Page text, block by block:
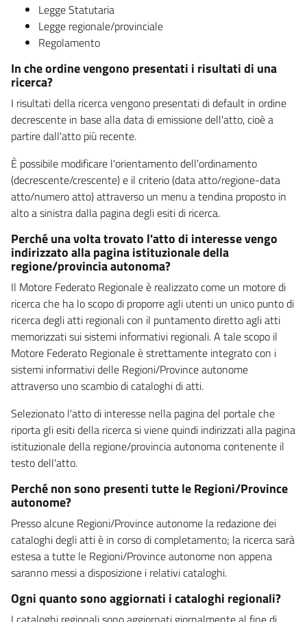
Legge Statutaria
Legge regionale/provinciale
Regolamento
In che ordine vengono presentati i risultati di una
ricerca?
I risultati della ricerca vengono presentati di default in ordine
decrescente in base alla data di emissione dell'atto, cioè a
partire dall'atto più recente.
È possibile modificare l'orientamento dell'ordinamento
(decrescente/crescente) e il criterio (data atto/regione-data
atto/numero atto) attraverso un menu a tendina proposto in
alto a sinistra dalla pagina degli esiti di ricerca.
Perché una volta trovato l'atto di interesse vengo
indirizzato alla pagina istituzionale della
regione/provincia autonoma?
Il Motore Federato Regionale è realizzato come un motore di
ricerca che ha lo scopo di proporre agli utenti un unico punto di
ricerca degli atti regionali con il puntamento diretto agli atti
memorizzati sui sistemi informativi regionali. A tale scopo il
Motore Federato Regionale è strettamente integrato con i
sistemi informativi delle Regioni/Province autonome
attraverso uno scambio di cataloghi di atti.
Selezionato l'atto di interesse nella pagina del portale che
riporta gli esiti della ricerca si viene quindi indirizzati alla pagina
istituzionale della regione/provincia autonoma contenente il
testo dell'atto.
Perché non sono presenti tutte le Regioni/Province
autonome?
Presso alcune Regioni/Province autonome la redazione dei
cataloghi degli atti è in corso di completamento; la ricerca sarà
estesa a tutte le Regioni/Province autonome non appena
saranno messi a disposizione i relativi cataloghi.
Ogni quanto sono aggiornati i cataloghi regionali?